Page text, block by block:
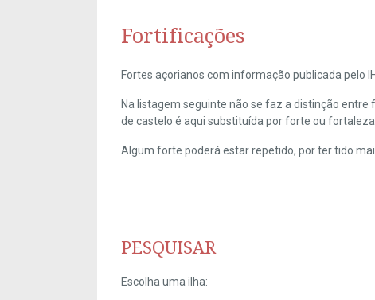
Fortificações
Fortes açorianos com informação publicada pelo
Na listagem seguinte não se faz a distinção
de castelo é aqui substituída por forte ou
Algum forte poderá estar repetido, por ter tido
PESQUISAR
Escolha uma ilha: